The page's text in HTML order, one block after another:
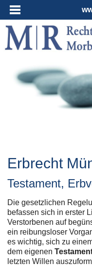
Erbrecht
Testament,
Die gesetzlichen
befassen sich in erster
Verstorbenen auf
ein reibungsloser
es wichtig, sich zu
dem eigenen
letzten Willen